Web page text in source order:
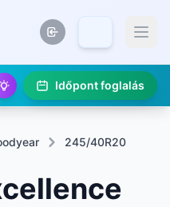
Időpont foglalás
245/40R20